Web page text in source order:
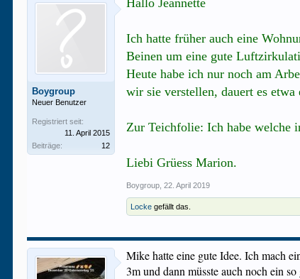
Boygroup
Neuer Benutzer
Registriert seit:
11. April 2015
Beiträge:
12
Hallo Jeannette
Ich hatte früher auch eine
Beinen um eine gute
Heute habe ich nur noch am
wir sie verstellen, dauert es
Zur Teichfolie: Ich habe welche
Liebi Grüess Marion.
Boygroup 22. April 2019
Locke gefällt das.
Mike hatte eine gute Idee. Ich mach
3m und dann müsste auch noch ein